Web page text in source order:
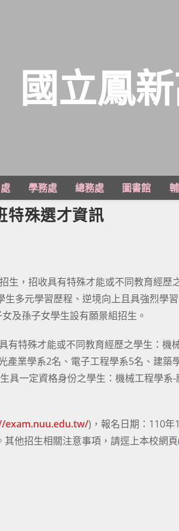
國立鳳
學務處 總務處 圖書館
特殊選才資訊
生，招收具有特殊才能或不同教育經歷
多元學習歷程、逆境向上且具強烈學
及孫子女學生設有願景組招生。
有特殊才能或不同教育經歷之學生：機
產業學系2名、電子工程學系5名、建築
具一定資格身份之學生：機械工程學系
exam.nuu.edu.tw/)，報名日期：110
他招生相關注意事項，請逕上本校網